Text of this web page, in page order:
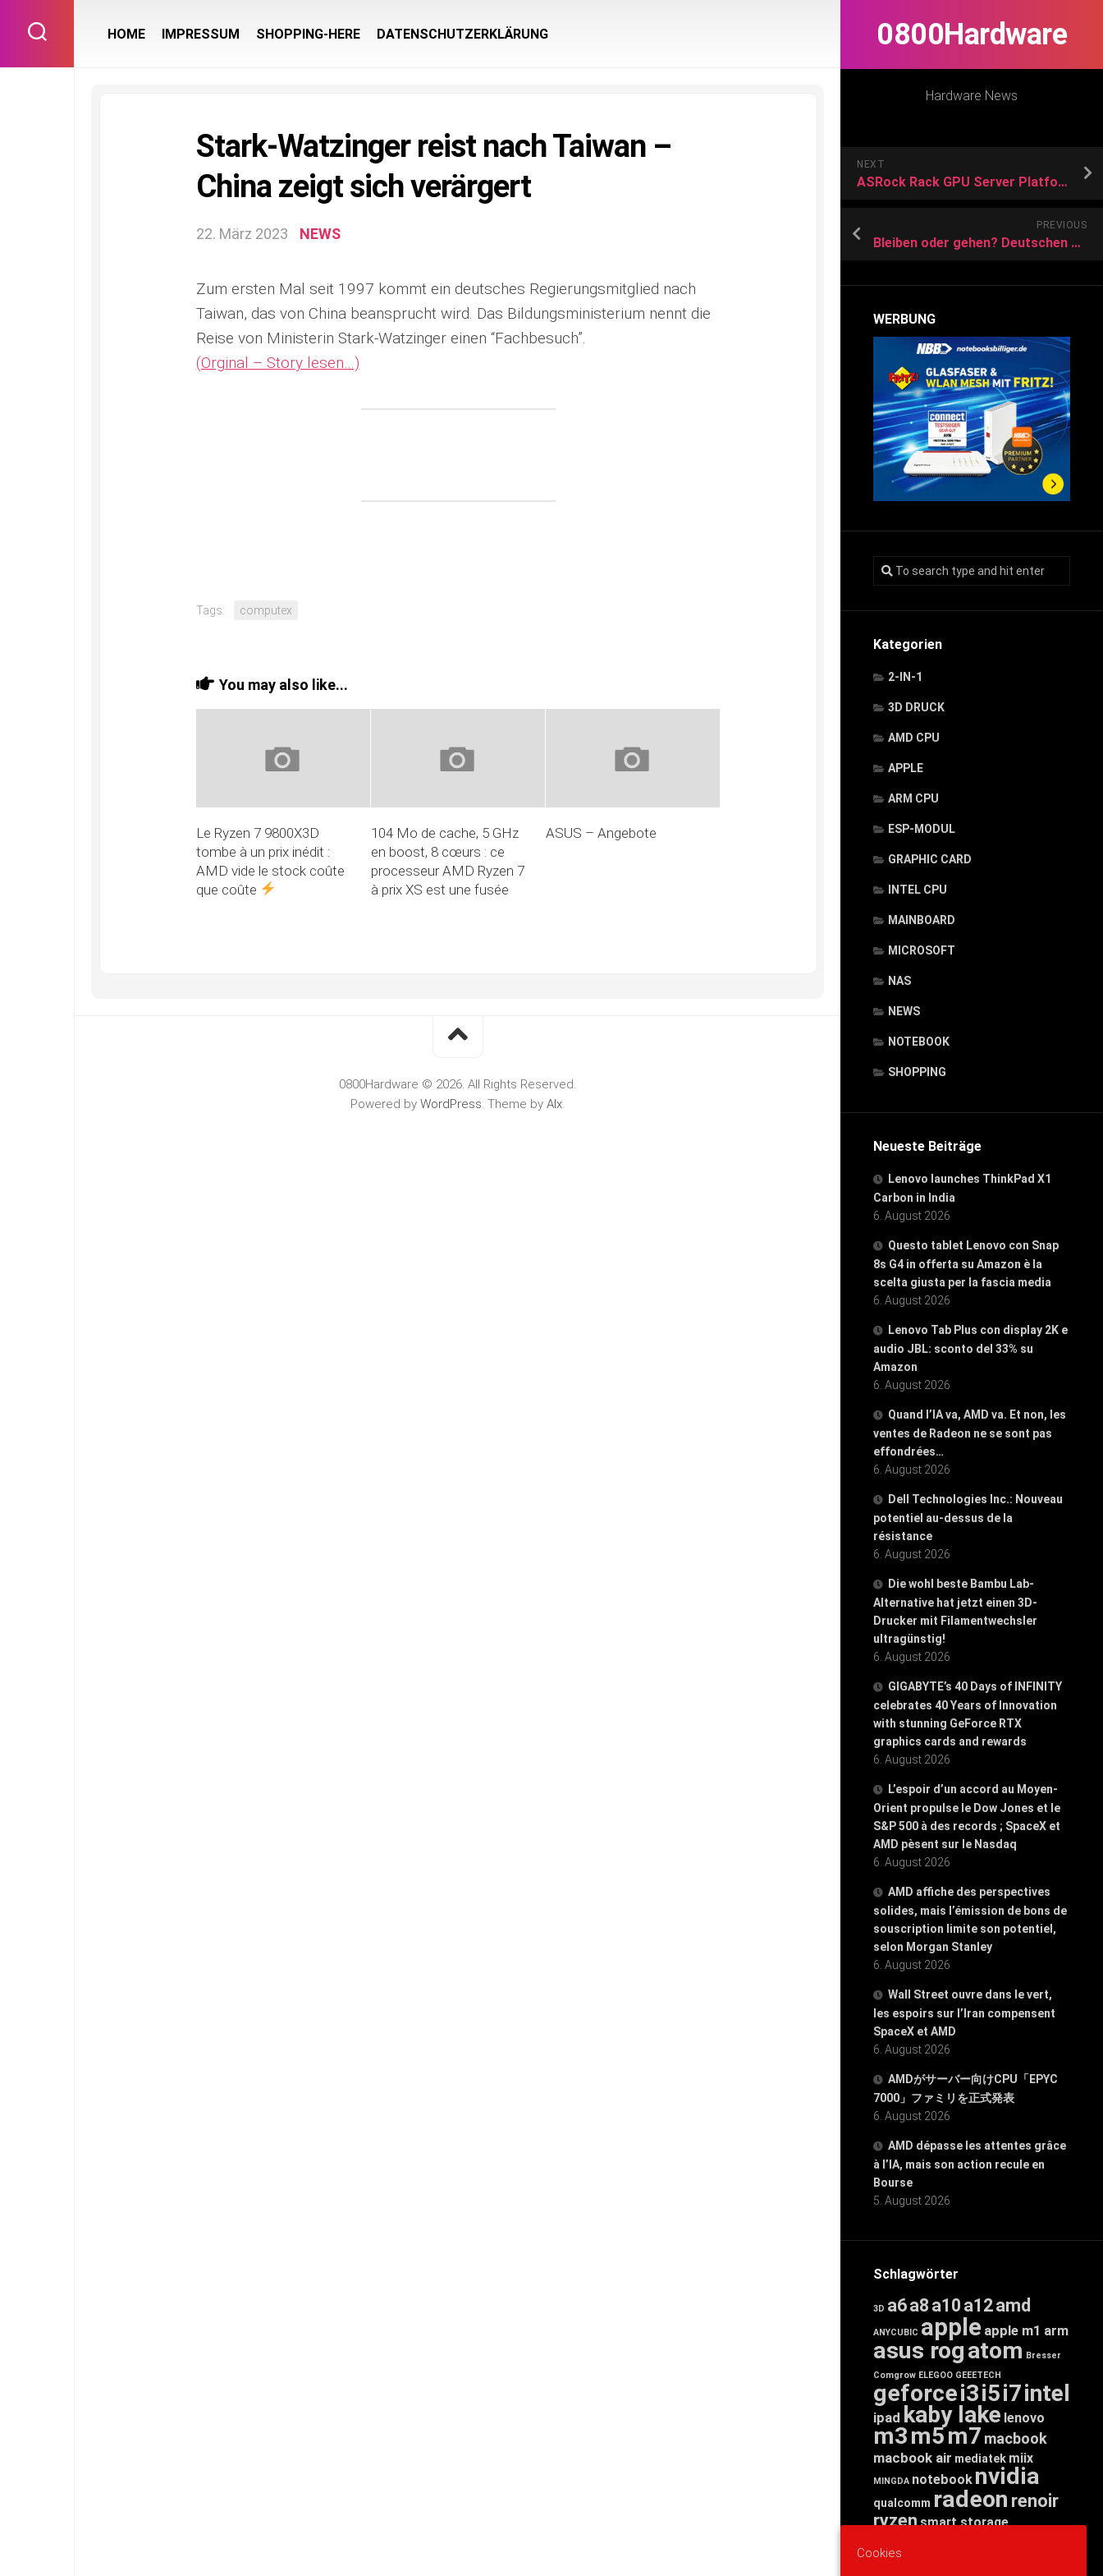
content
0800Hardware
Hardware News
NEXT
ASRock Rack GPU Server Platform Lineups Are Now Qualified for NVIDIA L4 Tensor Core GPUs
PREVIOUS
Bleiben oder gehen? Deutschen Unternehmen stellt sich im Taiwan-Konflikt die Standortfrage
WERBUNG
Kategorien
2-IN-1
3D DRUCK
AMD CPU
APPLE
ARM CPU
ESP-MODUL
GRAPHIC CARD
INTEL CPU
MAINBOARD
MICROSOFT
NAS
NEWS
NOTEBOOK
SHOPPING
Neueste Beiträge
Lenovo launches ThinkPad X1
Carbon in India
6. August 2026
Questo tablet Lenovo con Snap
8s G4 in offerta su Amazon è la
scelta giusta per la fascia media
6. August 2026
Lenovo Tab Plus con display 2K e
audio JBL: sconto del 33% su
Amazon
6. August 2026
Quand l’IA va, AMD va. Et non, les
ventes de Radeon ne se sont pas
effondrées…
6. August 2026
Dell Technologies Inc.: Nouveau
potentiel au-dessus de la
résistance
6. August 2026
Die wohl beste Bambu Lab-
Alternative hat jetzt einen 3D-
Drucker mit Filamentwechsler
ultragünstig!
6. August 2026
GIGABYTE’s 40 Days of INFINITY
celebrates 40 Years of Innovation
with stunning GeForce RTX
graphics cards and rewards
6. August 2026
L’espoir d’un accord au Moyen-
Orient propulse le Dow Jones et le
S&P 500 à des records ; SpaceX et
AMD pèsent sur le Nasdaq
6. August 2026
AMD affiche des perspectives
solides, mais l’émission de bons de
souscription limite son potentiel,
selon Morgan Stanley
6. August 2026
Wall Street ouvre dans le vert,
les espoirs sur l’Iran compensent
SpaceX et AMD
6. August 2026
AMDがサーバー向けCPU「EPYC
7000」ファミリを正式発表
6. August 2026
AMD dépasse les attentes grâce
à l’IA, mais son action recule en
Bourse
5. August 2026
Schlagwörter
3D a6a8 a10 a12amd
ANYCUBIC apple apple m1 arm
asus rogatom Bresser
Comgrow ELEGOO GEEETECH
geforcei3i5i7intel
ipad kaby lake lenovo
m3m5m7 macbook
macbook air mediatek miix
MINGDA notebook nvidia
qualcomm radeon renoir
ryzensmart storage
threadripper
HOME IMPRESSUM SHOPPING-HERE DATENSCHUTZERKLÄRUNG
Stark-Watzinger reist nach Taiwan –
China zeigt sich verärgert
22. März 2023 NEWS
Zum ersten Mal seit 1997 kommt ein deutsches Regierungsmitglied nach
Taiwan, das von China beansprucht wird. Das Bildungsministerium nennt die
Reise von Ministerin Stark-Watzinger einen “Fachbesuch”.
(Orginal – Story lesen…)
Tags: computex
You may also like...
Le Ryzen 7 9800X3D
tombe à un prix inédit :
AMD vide le stock coûte
que coûte
104 Mo de cache, 5 GHz
en boost, 8 cœurs : ce
processeur AMD Ryzen 7
à prix XS est une fusée
ASUS – Angebote
0800Hardware © 2026. All Rights Reserved.
Powered by WordPress. Theme by Alx.
Cookies